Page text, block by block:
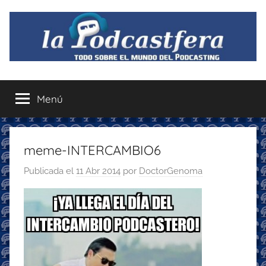
contenido
La
Podcastfera
el
mundo
del
recomendaciones
para
disfrutar
Menú
meme-INTERCAMBIO6
Publicada el 11 Abr 2014 por DoctorGenoma